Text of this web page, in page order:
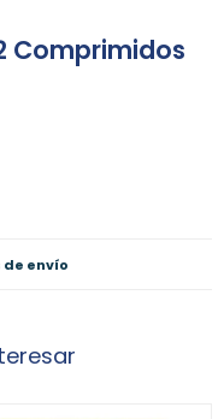
Comprimidos
de envío